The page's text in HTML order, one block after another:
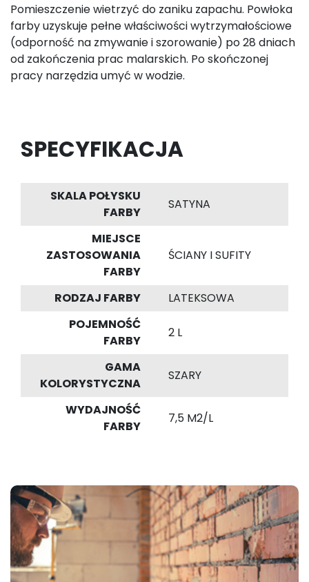
Pomieszczenie wietrzyć do zaniku zapachu. Powłoka
farby uzyskuje pełne właściwości wytrzymałościowe
(odporność na zmywanie i szorowanie) po 28 dniach
od zakończenia prac malarskich. Po skończonej
pracy narzędzia umyć w wodzie.
SPECYFIKACJA
SKALA POŁYSKU
FARBY
SATYNA
MIEJSCE
ZASTOSOWANIA
FARBY
ŚCIANY I SUFITY
RODZAJ FARBY
LATEKSOWA
POJEMNOŚĆ
FARBY
2 L
GAMA
KOLORYSTYCZNA
SZARY
WYDAJNOŚĆ
FARBY
7,5 M2/L